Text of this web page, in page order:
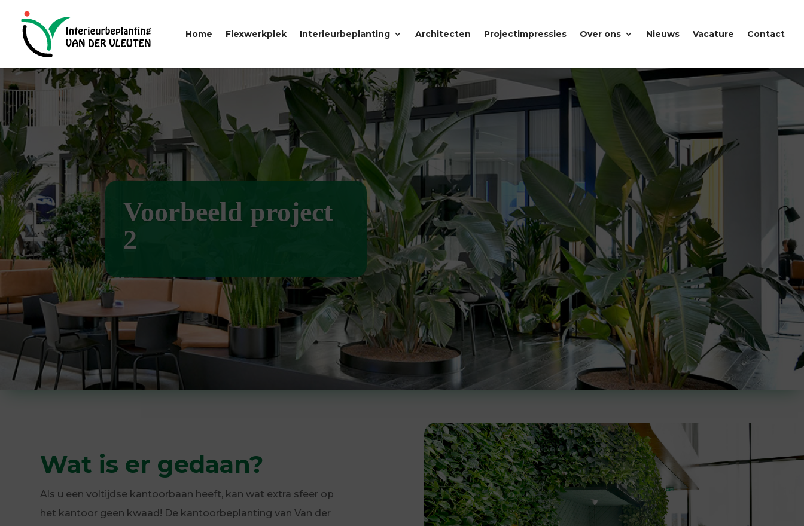
Home Flexwerkplek Interieurbeplanting Architecten Projectimpressies Over ons Nieuws Vacature Contact
Voorbeeld project
2
Wat is er gedaan?
Als u een voltijdse kantoorbaan heeft, kan wat extra sfeer op
het kantoor geen kwaad! De kantoorbeplanting van Van der